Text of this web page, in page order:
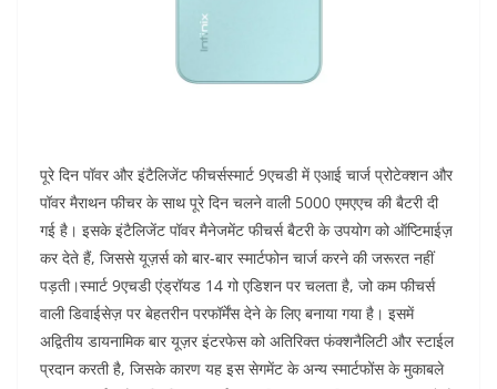
पूरे दिन पॉवर और इंटैलिजेंट फीचर्सस्मार्ट 9एचडी में एआई चार्ज प्रोटेक्शन और
पॉवर मैराथन फीचर के साथ पूरे दिन चलने वाली 5000 एमएएच की बैटरी दी
गई है। इसके इंटैलिजेंट पॉवर मैनेजमेंट फीचर्स बैटरी के उपयोग को ऑप्टिमाईज़
कर देते हैं, जिससे यूज़र्स को बार-बार स्मार्टफोन चार्ज करने की जरूरत नहीं
पड़ती।स्मार्ट 9एचडी एंड्रॉयड 14 गो एडिशन पर चलता है, जो कम फीचर्स
वाली डिवाईसेज़ पर बेहतरीन परफॉर्मेंस देने के लिए बनाया गया है। इसमें
अद्वितीय डायनामिक बार यूज़र इंटरफेस को अतिरिक्त फंक्शनैलिटी और स्टाईल
प्रदान करती है, जिसके कारण यह इस सेगमेंट के अन्य स्मार्टफोंस के मुकाबले